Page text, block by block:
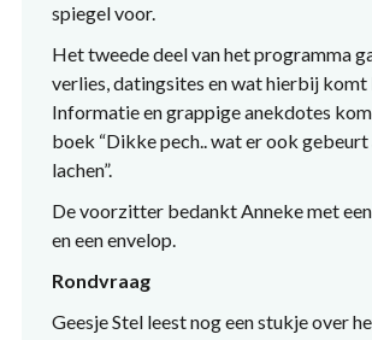
spiegel voor.
Het tweede deel van het programma
verlies, datingsites en wat hierbij komt
Informatie en grappige anekdotes
boek “Dikke pech.. wat er ook
lachen”.
De voorzitter bedankt Anneke met
en een envelop.
Rondvraag
Geesje Stel leest nog een stukje over